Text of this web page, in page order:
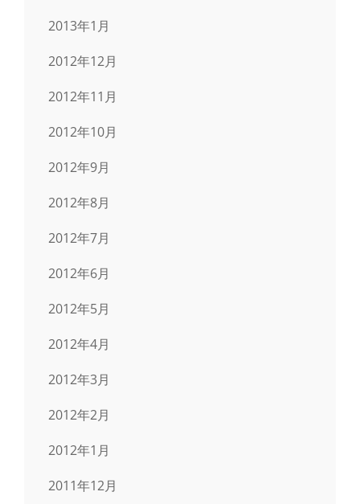
2013年1月
2012年12月
2012年11月
2012年10月
2012年9月
2012年8月
2012年7月
2012年6月
2012年5月
2012年4月
2012年3月
2012年2月
2012年1月
2011年12月